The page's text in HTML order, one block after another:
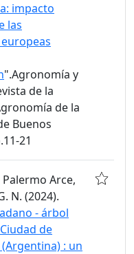
impacto
las
".Agronomía y
de la
de la
Buenos
21
Palermo Arce,
N. (2024).
- árbol
de
: un